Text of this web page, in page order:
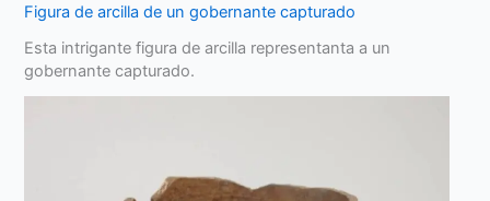
Figura de arcilla de un gobernante capturado
Esta intrigante figura de arcilla representanta a un
gobernante capturado.